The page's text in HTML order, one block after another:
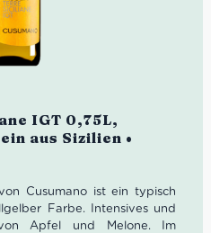
IGT 0,75L,
aus Sizilien •
Cusumano ist ein typisch
Farbe. Intensives und
Apfel und Melone. Im